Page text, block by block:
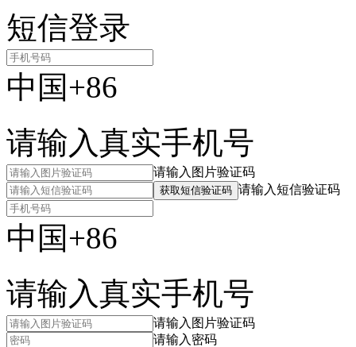
短信登录
中国+86
请输入真实手机号
请输入图片验证码
获取短信验证码 请输入短信验证码
中国+86
请输入真实手机号
请输入图片验证码
请输入密码